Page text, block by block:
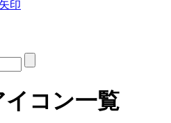
印
イコン一覧